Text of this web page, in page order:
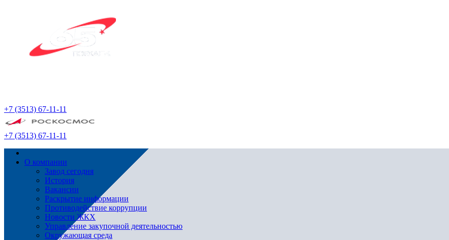
+7 (3513) 67-11-11
+7 (3513) 67-11-11
О компании
Завод сегодня
История
Вакансии
Раскрытие информации
Противодействие коррупции
Новости ЖКХ
Управление закупочной деятельностью
Окружающая среда